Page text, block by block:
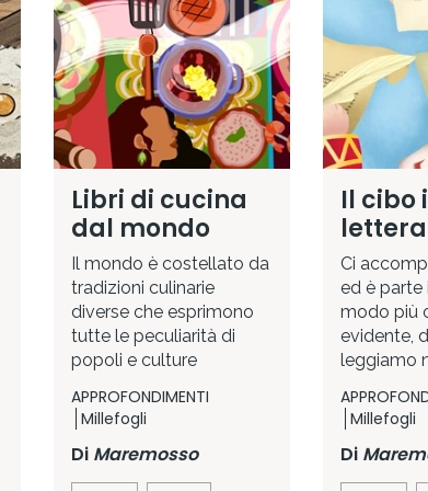
Libri di cucina
dal mondo
Il mondo è costellato da
tradizioni culinarie
diverse che esprimono
tutte le peculiarità di
popoli e culture
APPROFONDIMENTI
Millefogli
Di Maremosso
Il cibo
Ci
ed è parte
modo più
evidente,
leggiamo
Millefogli
Di